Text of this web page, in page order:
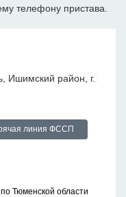
телефону пристава.
Ишимский район, г.
линия ФССП
Тюменской области